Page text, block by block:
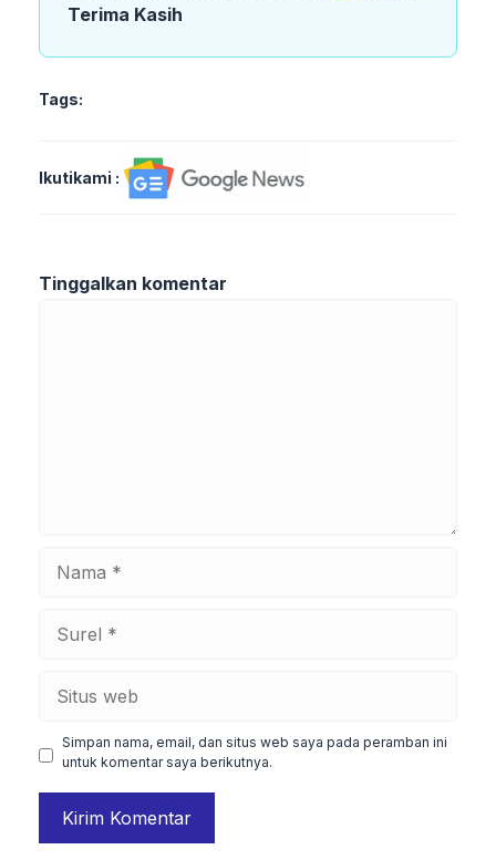
Terima Kasih
Tags:
Ikutikami :
Tinggalkan komentar
Simpan nama, email, dan situs web saya pada peramban ini
untuk komentar saya berikutnya.